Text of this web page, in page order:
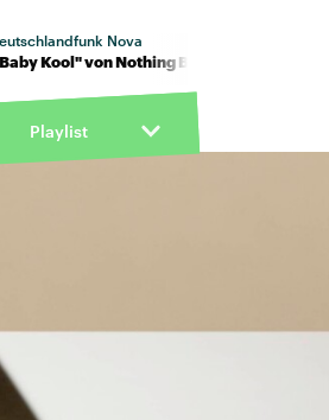
Nova
Nothing But Thieves · "Baby Kool"
Playlist